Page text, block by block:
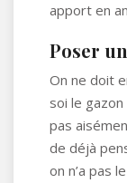
apport en
Poser
On ne doit
soi le
pas
de déjà
on n’a pas